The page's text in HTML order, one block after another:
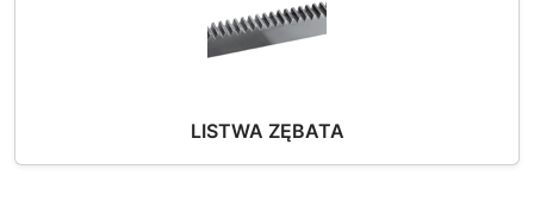
LISTWA ZĘBATA